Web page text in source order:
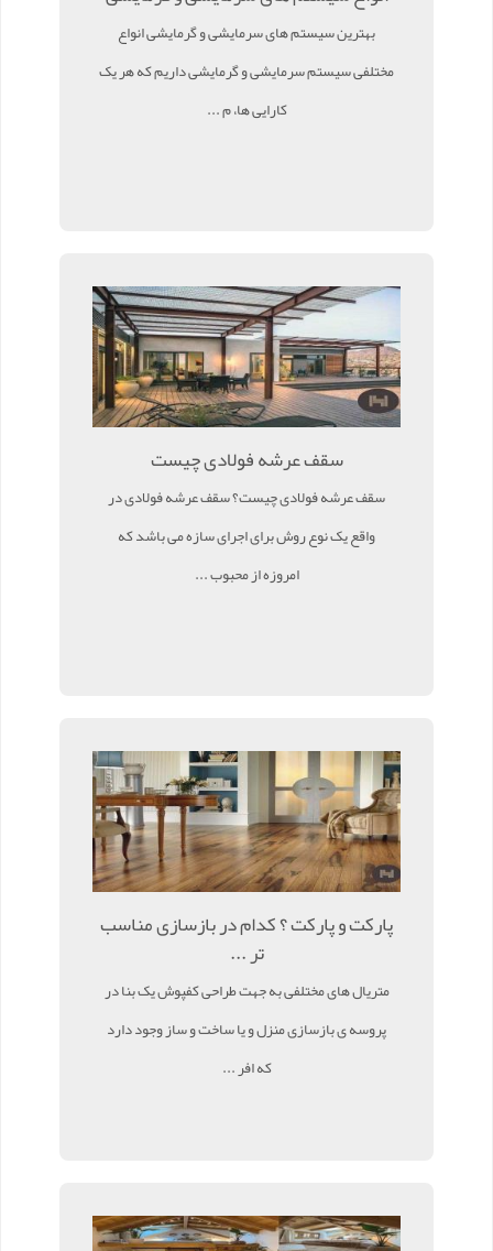
بهترین سیستم های سرمایشی و گرمایشی انواع
مختلفی سیستم سرمایشی و گرمایشی داریم که هر یک
کارایی ها، م ...
سقف عرشه فولادی چیست
سقف عرشه فولادی چیست؟ سقف عرشه فولادی در
واقع یک نوع روش برای اجرای سازه می باشد که
امروزه از محبوب ...
پارکت و پارکت ؟ کدام در بازسازی مناسب
تر ...
متریال های مختلفی به جهت طراحی کفپوش یک بنا در
پروسه ی بازسازی منزل و یا ساخت و ساز وجود دارد
که افر ...